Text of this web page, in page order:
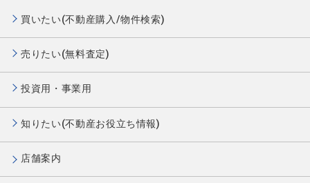
買いたい(不動産購入/物件検索)
売りたい(無料査定)
投資用・事業用
知りたい(不動産お役立ち情報)
店舗案内